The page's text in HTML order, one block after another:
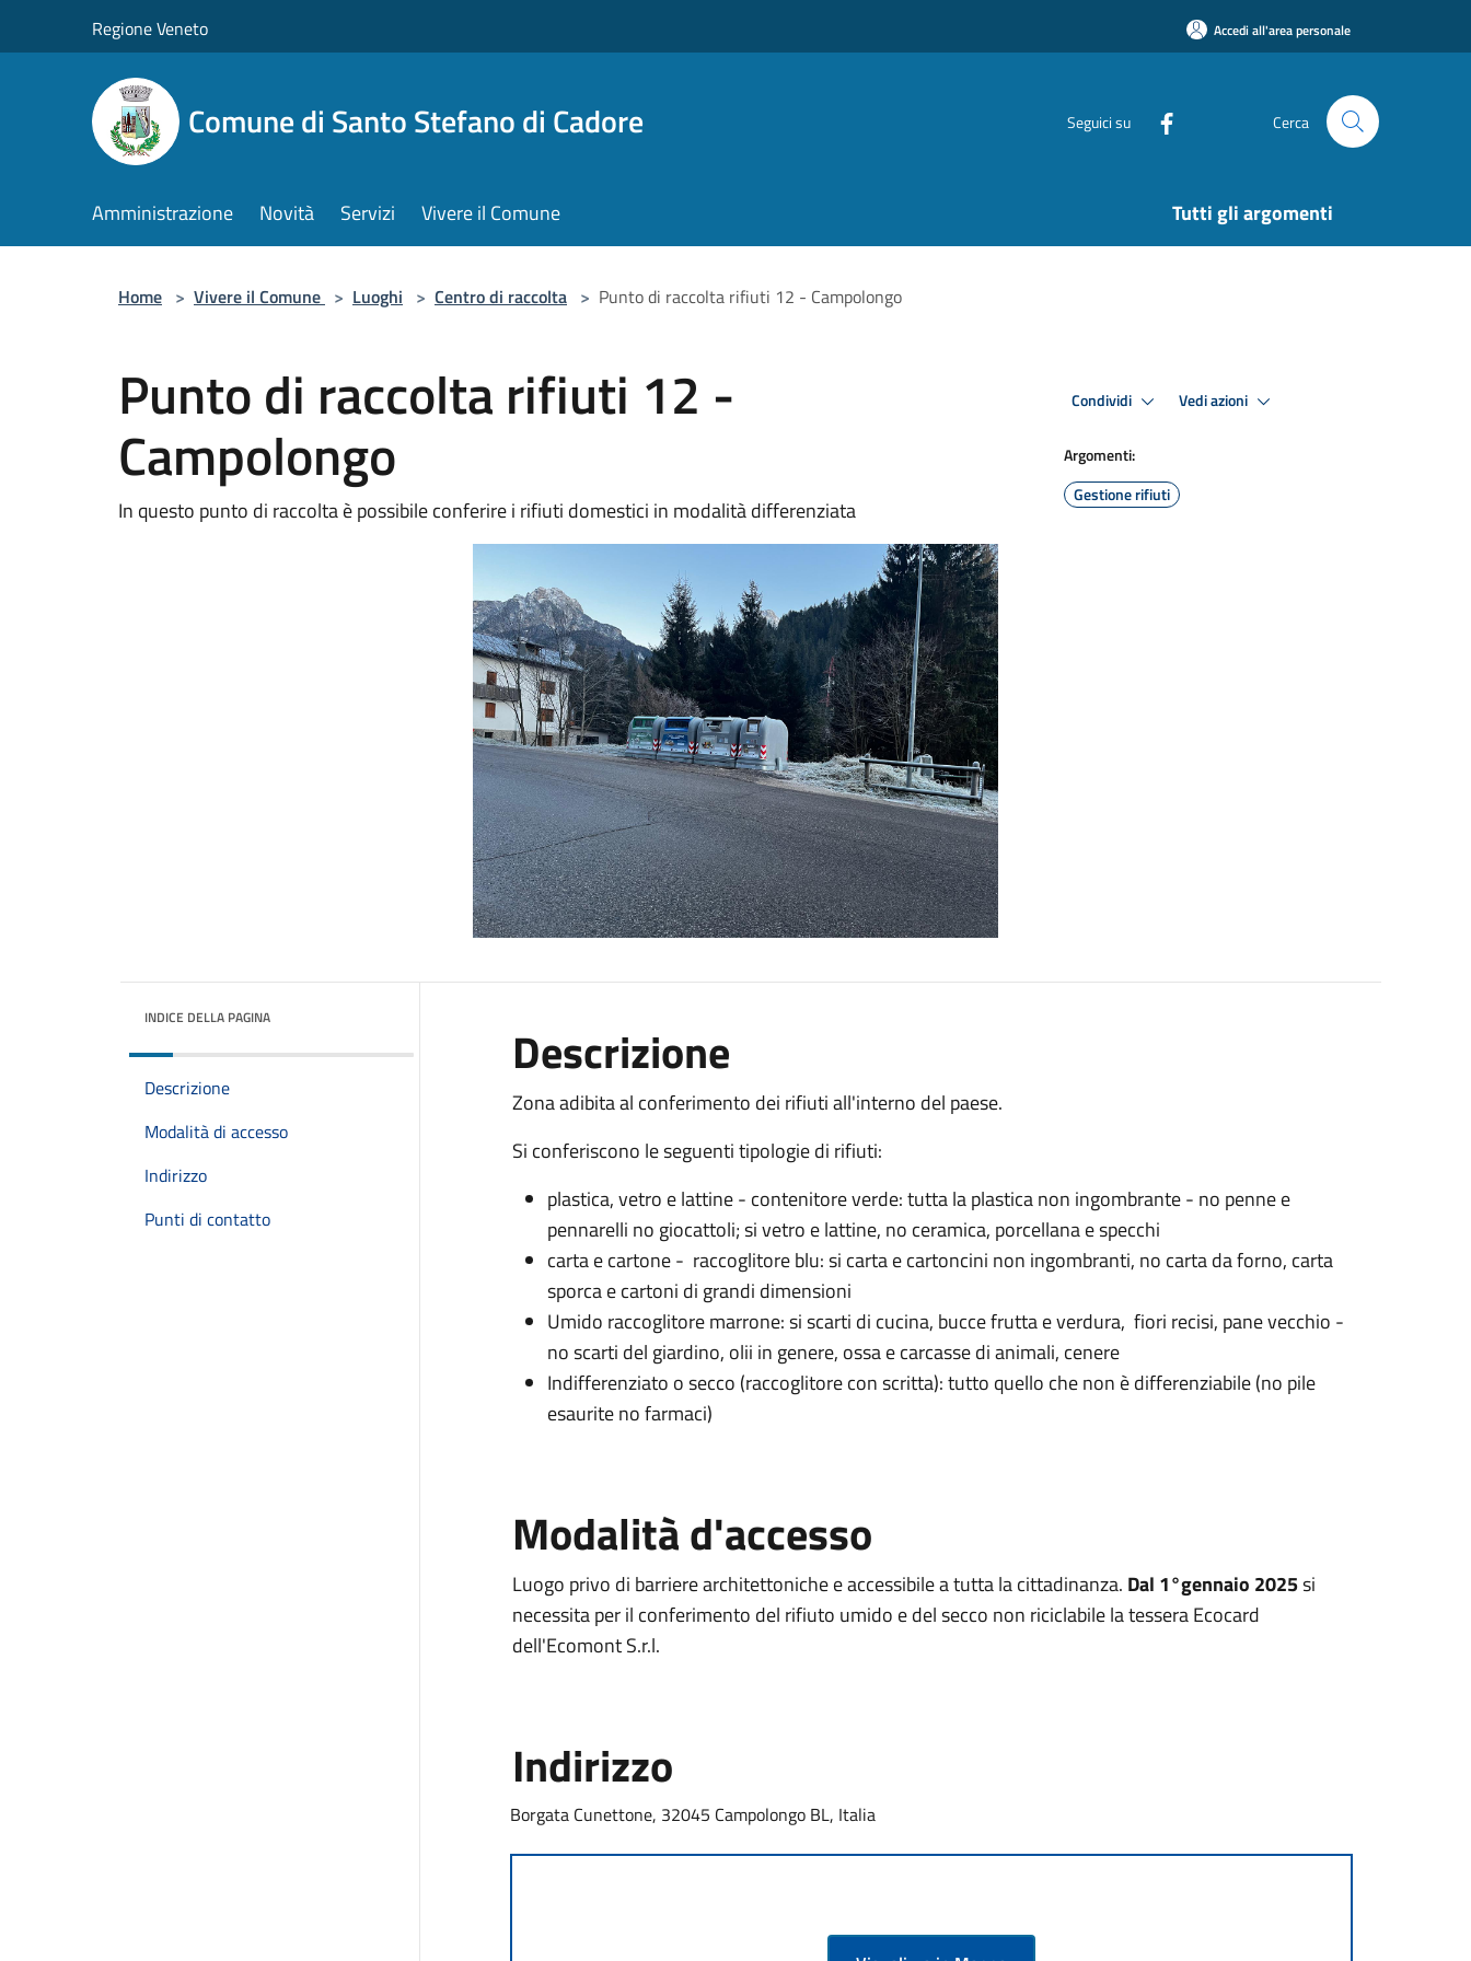
Regione Veneto Accedi all'area personale
Comune di Santo Stefano di Cadore Seguici su Cerca
Amministrazione Novità Servizi Vivere il Comune Tutti gli argomenti
Home > Vivere il Comune > Luoghi > Centro di raccolta > Punto di raccolta rifiuti 12 - Campolongo
Punto di raccolta rifiuti 12 -
Campolongo
In questo punto di raccolta è possibile conferire i rifiuti domestici in modalità differenziata
Condividi Vedi azioni
Argomenti:
Gestione rifiuti
INDICE DELLA PAGINA
Descrizione
Modalità di accesso
Indirizzo
Punti di contatto
Descrizione
Zona adibita al conferimento dei rifiuti all'interno del paese.
Si conferiscono le seguenti tipologie di rifiuti:
plastica, vetro e lattine - contenitore verde: tutta la plastica non ingombrante - no penne e
pennarelli no giocattoli; si vetro e lattine, no ceramica, porcellana e specchi
carta e cartone - raccoglitore blu: si carta e cartoncini non ingombranti, no carta da forno, carta
sporca e cartoni di grandi dimensioni
Umido raccoglitore marrone: si scarti di cucina, bucce frutta e verdura, fiori recisi, pane vecchio -
no scarti del giardino, olii in genere, ossa e carcasse di animali, cenere
Indifferenziato o secco (raccoglitore con scritta): tutto quello che non è differenziabile (no pile
esaurite no farmaci)
Modalità d'accesso
Luogo privo di barriere architettoniche e accessibile a tutta la cittadinanza. Dal 1°gennaio 2025si
necessita per il conferimento del rifiuto umido e del secco non riciclabile la tessera Ecocard
dell'Ecomont S.r.l.
Indirizzo
Borgata Cunettone, 32045 Campolongo BL, Italia